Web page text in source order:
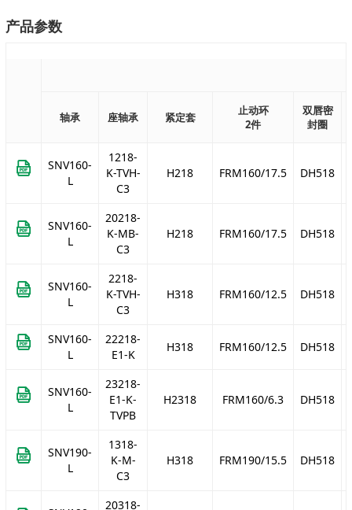
产品参数
轴承 座轴承 紧定套
止动环
2件
双唇密
封圈
SNV160-
L
1218-
K-TVH-
C3
H218 FRM160/17.5 DH518
SNV160-
L
20218-
K-MB-
C3
H218 FRM160/17.5 DH518
SNV160-
L
2218-
K-TVH-
C3
H318 FRM160/12.5 DH518
SNV160-
L
22218-
E1-K
H318 FRM160/12.5 DH518
SNV160-
L
23218-
E1-K-
TVPB
H2318 FRM160/6.3 DH518
SNV190-
L
1318-
K-M-
C3
H318 FRM190/15.5 DH518
20318-